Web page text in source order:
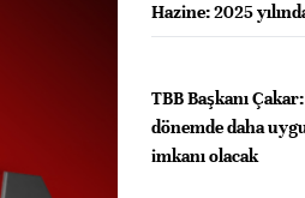
Hazine: 2025
TBB Başkanı
dönemde daha
imkanı olacak